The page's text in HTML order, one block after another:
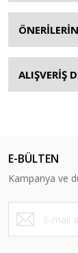
ALIŞVERİŞ
E-BÜLTEN
Kampanya ve